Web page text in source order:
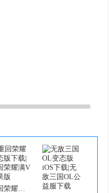
重回荣耀变态版下载|重回荣耀满V苹果版